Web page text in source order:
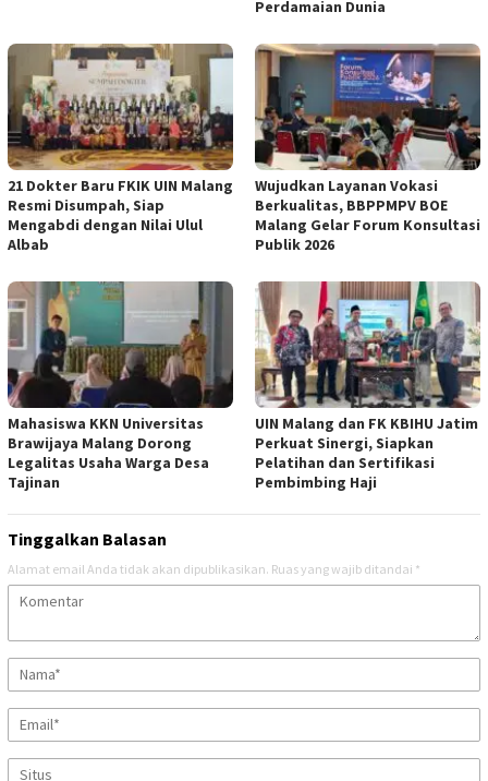
Perdamaian Dunia
21 Dokter Baru FKIK UIN Malang
Resmi Disumpah, Siap
Mengabdi dengan Nilai Ulul
Albab
Wujudkan Layanan Vokasi
Berkualitas, BBPPMPV BOE
Malang Gelar Forum Konsultasi
Publik 2026
Mahasiswa KKN Universitas
Brawijaya Malang Dorong
Legalitas Usaha Warga Desa
Tajinan
UIN Malang dan FK KBIHU Jatim
Perkuat Sinergi, Siapkan
Pelatihan dan Sertifikasi
Pembimbing Haji
Tinggalkan Balasan
Alamat email Anda tidak akan dipublikasikan. Ruas yang wajib ditandai *